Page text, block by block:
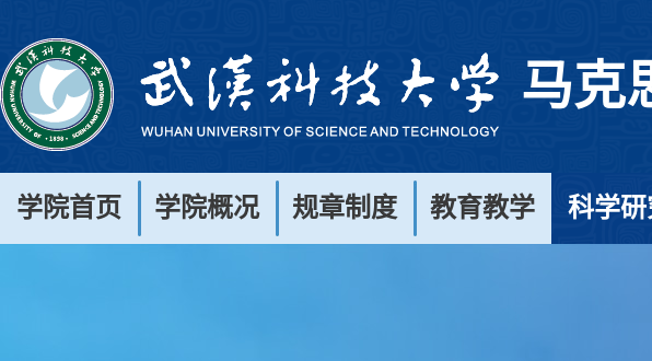
马克
学院首页 学院概况 规章制度 教育教学 科学研